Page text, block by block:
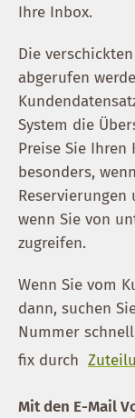
Ihre Inbox.
Die
abgerufen
System die
Preise Sie
besonders,
wenn Sie von
zugreifen.
Wenn Sie vom
dann, suchen
Nummer
fix durch
Mit den E-Mail